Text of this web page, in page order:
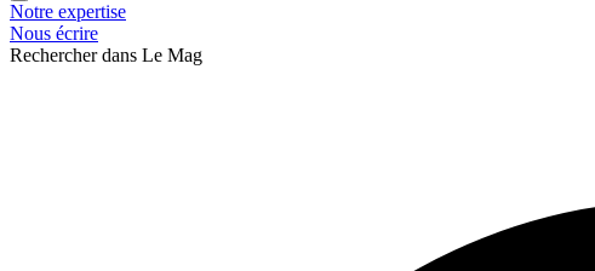
Notre expertise
Nous écrire
Rechercher dans Le Mag